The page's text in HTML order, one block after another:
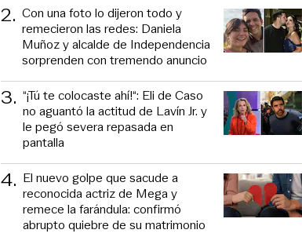
2. Con una foto lo dijeron todo y
remecieron las redes: Daniela
Muñoz y alcalde de Independencia
sorprenden con tremendo anuncio
3. “¡Tú te colocaste ahí!“: Eli de Caso
no aguantó la actitud de Lavín Jr. y
le pegó severa repasada en
pantalla
4. El nuevo golpe que sacude a
reconocida actriz de Mega y
remece la farándula: confirmó
abrupto quiebre de su matrimonio